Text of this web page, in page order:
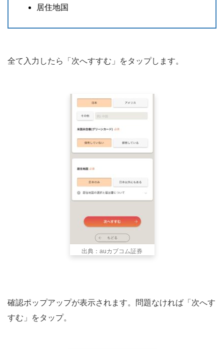
居住地国
全て入力したら「次へすすむ」をタップします。
出典：auカブコム証券
確認ポップアップが表示されます。問題なければ「次へす
すむ」をタップ。